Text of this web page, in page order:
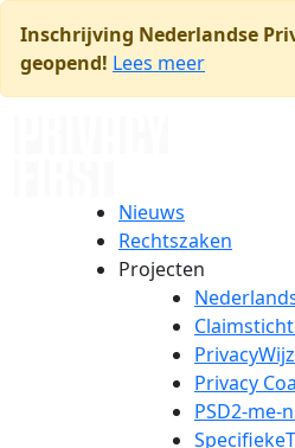
Ga
naar
de
inhoud
Inschrijving Nederlandse
geopend! Lees meer
Nieuws
Rechtszaken
Projecten
Privacy
PSD2-me-